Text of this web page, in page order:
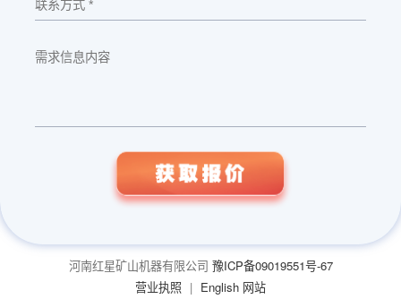
河南红星矿山机器有限公司 豫ICP备09019551号-67
营业执照 | English 网站